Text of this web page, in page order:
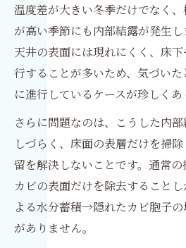
温度差が大きい冬季だけでなく
が高い季節にも内部結露が発生し
天井の表面には現れにくく、床
行することが多いため、気づい
に進行しているケースが珍しくあ
さらに問題なのは、こうした内
しづらく、床面の表層だけを掃
留を解決しないことです。通常の
カビの表面だけを除去すること
よる水分蓄積→隠れたカビ胞子
がありません。